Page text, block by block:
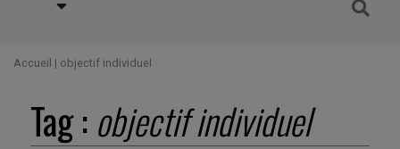
Accueil | objectif individuel
Tag : objectif individuel